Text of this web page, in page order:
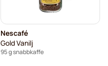
Nescafé
Gold Vanilj
95 g snabbkaffe